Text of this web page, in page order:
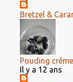
Bretzel &
Pouding
Il y a 12 ans